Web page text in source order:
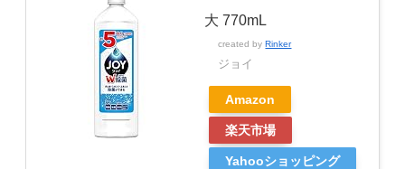
大 770mL
created byRinker
ジョイ
Amazon
楽天市場
Yahooショッピング